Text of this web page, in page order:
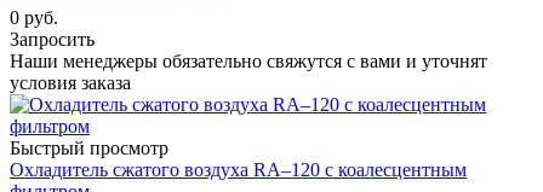
0 руб.
Запросить
Наши менеджеры обязательно свяжутся с вами и уточнят
условия заказа
Быстрый просмотр
Охладитель сжатого воздуха RA–120 с коалесцентным